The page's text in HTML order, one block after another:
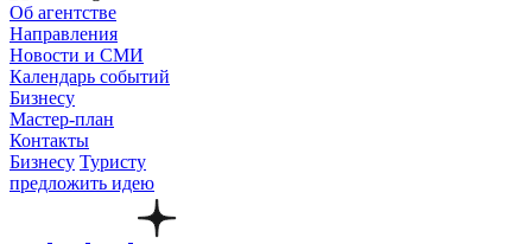
Об агентстве
Направления
Новости и СМИ
Календарь событий
Бизнесу
Мастер-план
Контакты
Бизнесу Туристу
предложить идею